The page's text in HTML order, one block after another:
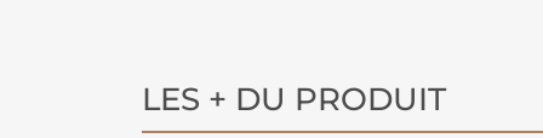
LES + DU PRODUIT